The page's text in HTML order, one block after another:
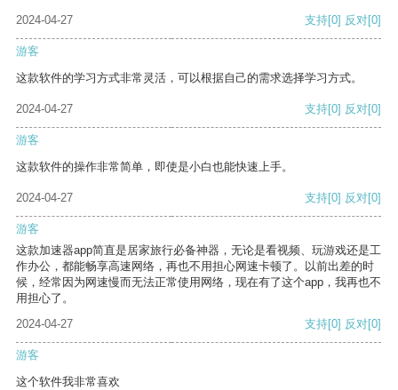
2024-04-27 支持[0] 反对[0]
游客
这款软件的学习方式非常灵活，可以根据自己的需求选择学习方式。
2024-04-27 支持[0] 反对[0]
游客
这款软件的操作非常简单，即使是小白也能快速上手。
2024-04-27 支持[0] 反对[0]
游客
这款加速器app简直是居家旅行必备神器，无论是看视频、玩游戏还是工
作办公，都能畅享高速网络，再也不用担心网速卡顿了。以前出差的时
候，经常因为网速慢而无法正常使用网络，现在有了这个app，我再也不
用担心了。
2024-04-27
支持[0] 反对[0]
游客
这个软件我非常喜欢